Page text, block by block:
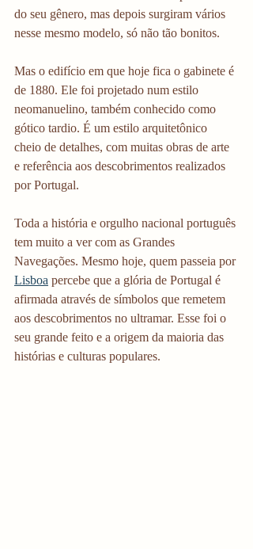
do seu gênero, mas depois surgiram vários
nesse mesmo modelo, só não tão bonitos.
Mas o edifício em que hoje fica o gabinete é
de 1880. Ele foi projetado num estilo
neomanuelino, também conhecido como
gótico tardio. É um estilo arquitetônico
cheio de detalhes, com muitas obras de arte
e referência aos descobrimentos realizados
por Portugal.
Toda a história e orgulho nacional português
tem muito a ver com as Grandes
Navegações. Mesmo hoje, quem passeia por
Lisboa percebe que a glória de Portugal é
afirmada através de símbolos que remetem
aos descobrimentos no ultramar. Esse foi o
seu grande feito e a origem da maioria das
histórias e culturas populares.